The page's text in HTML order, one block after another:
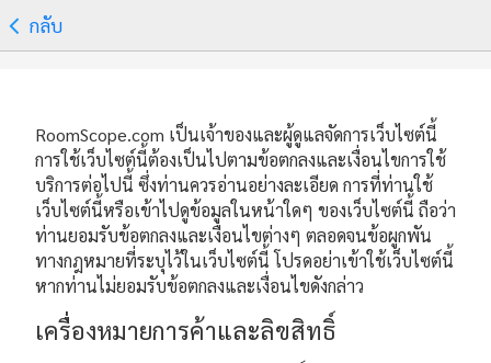
กลับ
RoomScope.com เป็นเจ้าของและผู้ดูแลจัดการเว็บไซต์นี้
การใช้เว็บไซต์นี้ต้องเป็นไปตามข้อตกลงและเงื่อนไขการใช้
บริการต่อไปนี้ ซึ่งท่านควรอ่านอย่างละเอียด การที่ท่านใช้
เว็บไซต์นี้หรือเข้าไปดูข้อมูลในหน้าใดๆ ของเว็บไซต์นี้ ถือว่า
ท่านยอมรับข้อตกลงและเงื่อนไขต่างๆ ตลอดจนข้อผูกพัน
ทางกฎหมายที่ระบุไว้ในเว็บไซต์นี้ โปรดอย่าเข้าใช้เว็บไซต์นี้
หากท่านไม่ยอมรับข้อตกลงและเงื่อนไขดังกล่าว
เครื่องหมายการค้าและลิขสิทธิ์